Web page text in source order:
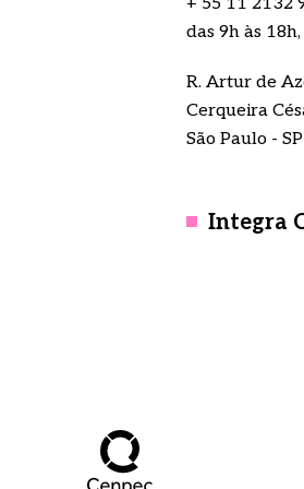
das 9h às 18h,
R. Artur de
Cerqueira
São Paulo - SP
Integra